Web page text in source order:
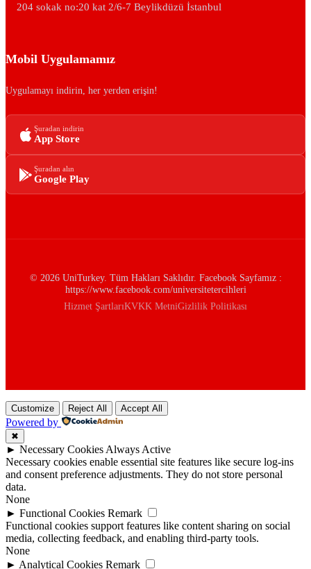
204 sokak no:20 kat 2/6-7 Beylikdüzü İstanbul
Mobil Uygulamamız
Uygulamayı indirin, her yerden erişin!
Şuradan indirin
App Store
Şuradan alın
Google Play
© 2026 UniTurkey. Tüm Hakları Saklıdır. Facebook Sayfamız :
https://www.facebook.com/universitetercihleri
Hizmet ŞartlarıKVKK MetniGizlilik Politikası
Customize Reject All Accept All
Powered by
✖
► Necessary Cookies Always Active
Necessary cookies enable essential site features like secure log-ins
and consent preference adjustments. They do not store personal
data.
None
► Functional Cookies Remark
Functional cookies support features like content sharing on social
media, collecting feedback, and enabling third-party tools.
None
► Analytical Cookies Remark